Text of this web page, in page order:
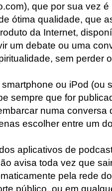
que por sua vez
ótima qualidade, que
da Internet,
um debate ou uma
sem perder
ou iPod (ou
sempre que for
numa
escolher entre um
aplicativos de
avisa toda vez que
pela rede
público, ou em